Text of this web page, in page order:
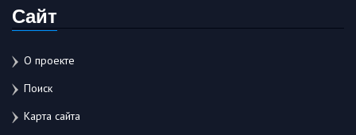
Сайт
О проекте
Поиск
Карта сайта